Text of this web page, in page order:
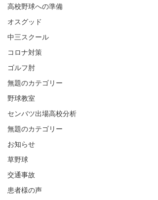
高校野球への準備
オスグッド
中三スクール
コロナ対策
ゴルフ肘
無題のカテゴリー
野球教室
センバツ出場高校分析
無題のカテゴリー
お知らせ
草野球
交通事故
患者様の声